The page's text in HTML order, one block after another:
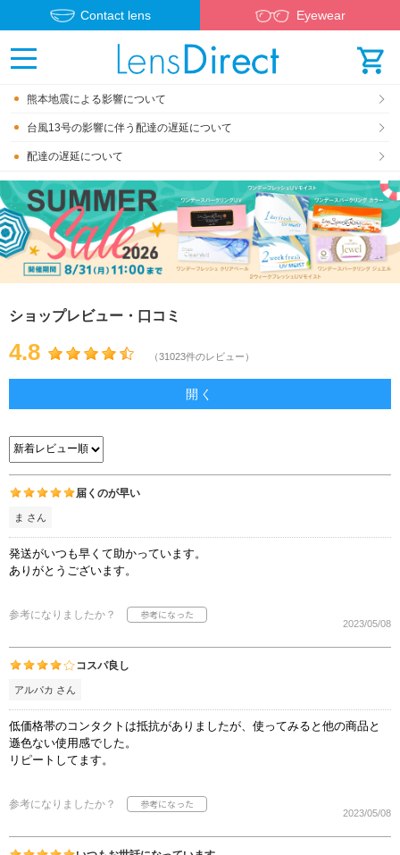
Contact lens Eyewear
熊本地震による影響について
台風13号の影響に伴う配達の遅延について
配達の遅延について
ショップレビュー・口コミ
4.8 （31023件のレビュー）
開く
届くのが早い
ま さん
発送がいつも早くて助かっています。
ありがとうございます。
参考になりましたか？
2023/05/08
コスパ良し
アルパカ さん
低価格帯のコンタクトは抵抗がありましたが、使ってみると他の商品と
遜色ない使用感でした。
リピートしてます。
参考になりましたか？
2023/05/08